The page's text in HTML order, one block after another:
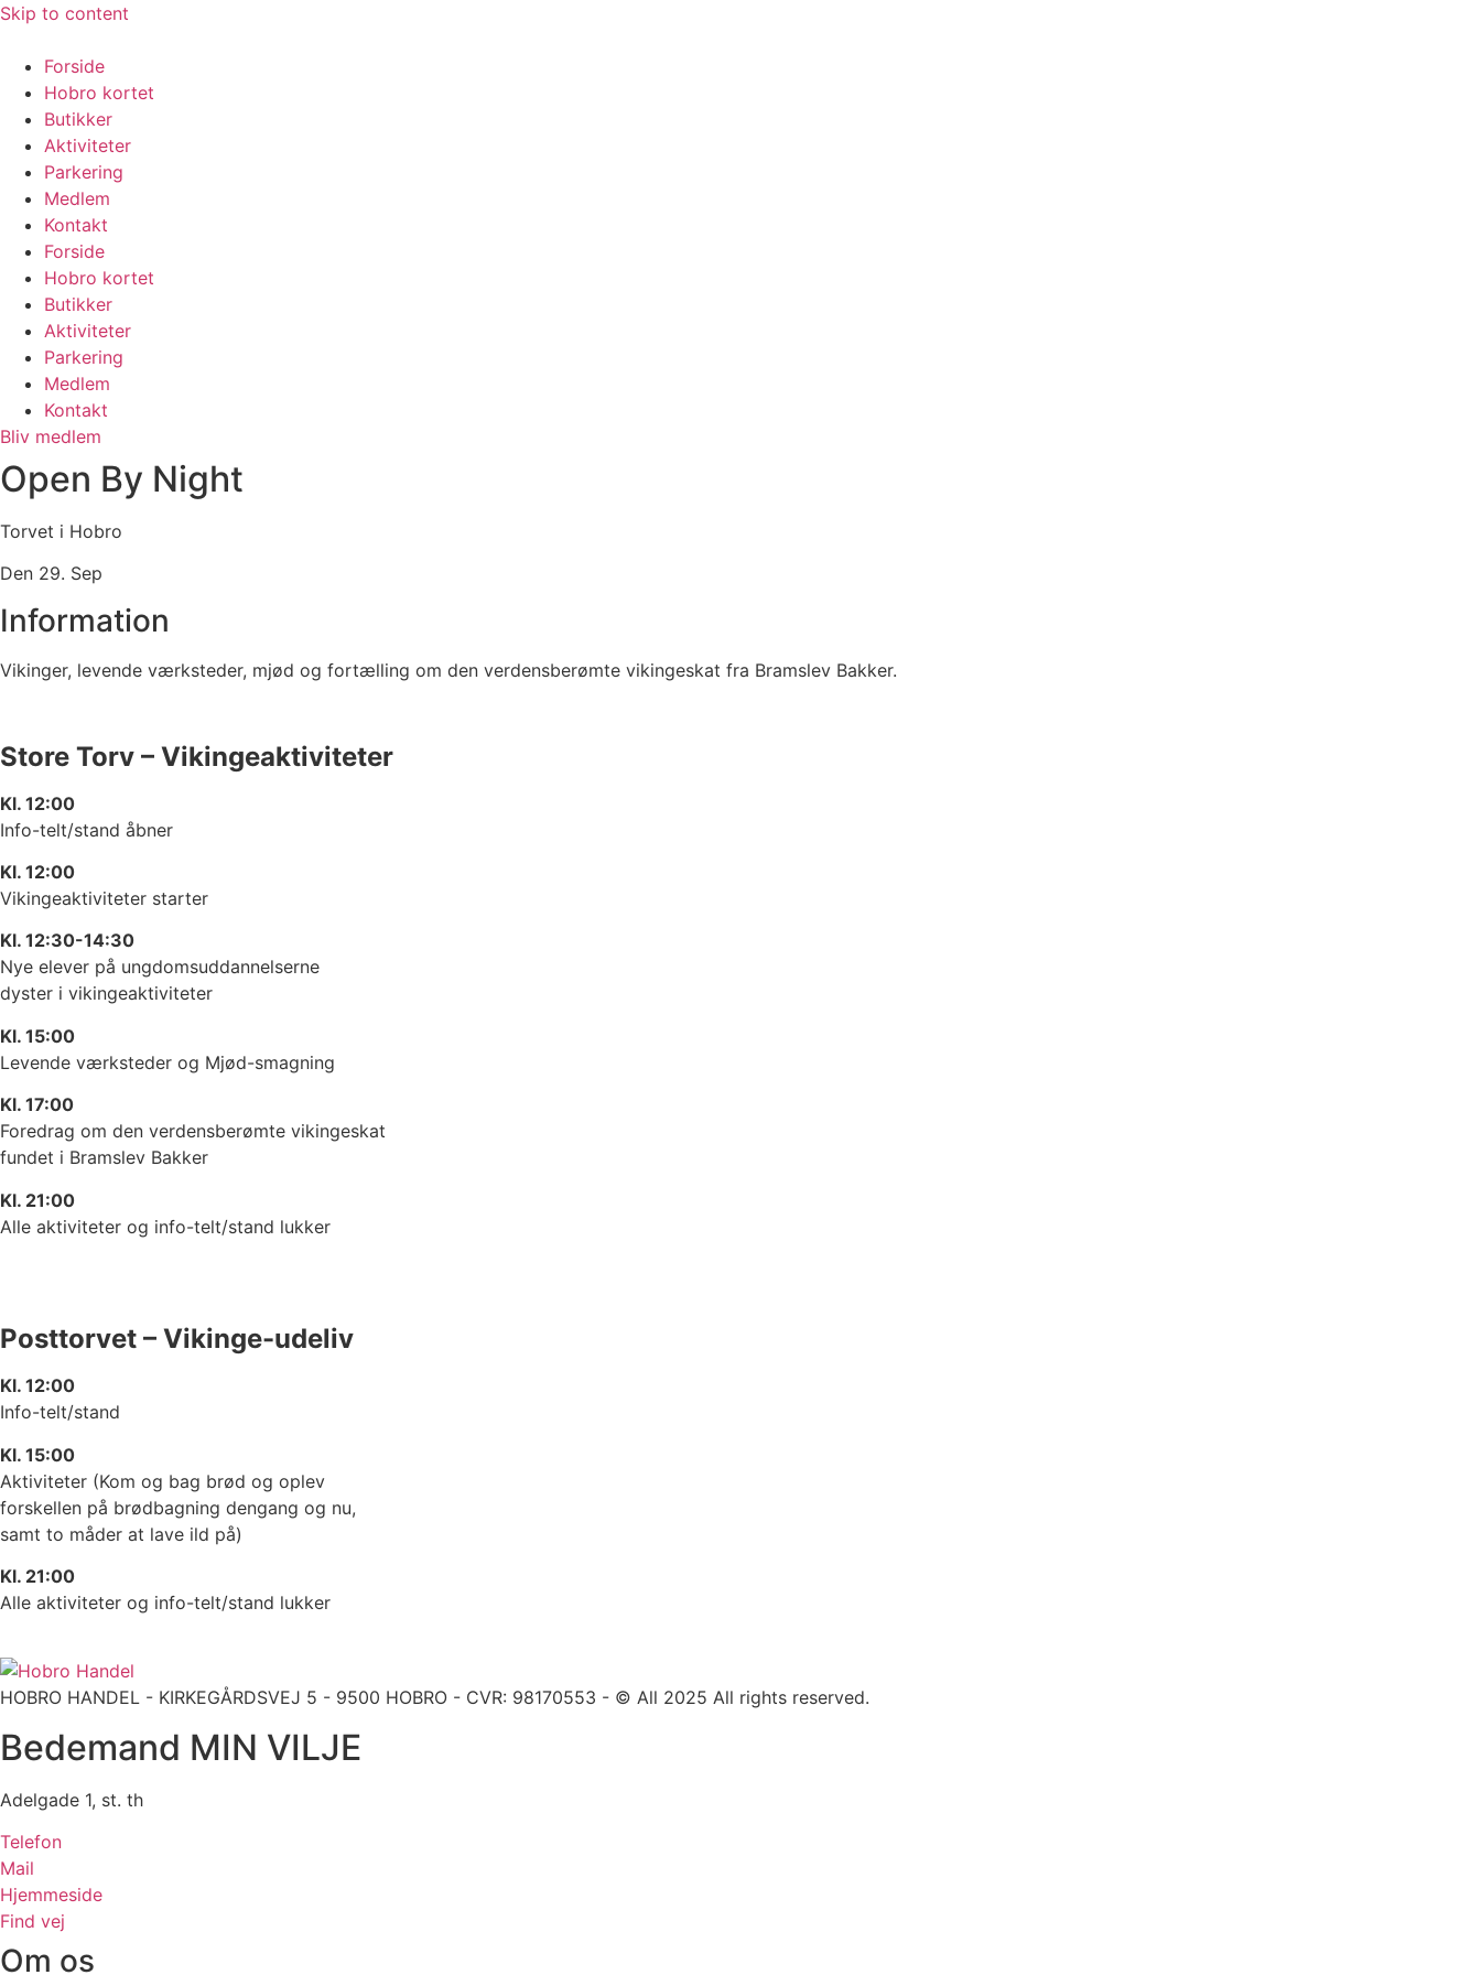
Skip to content
Forside
Hobro kortet
Butikker
Aktiviteter
Parkering
Medlem
Kontakt
Forside
Hobro kortet
Butikker
Aktiviteter
Parkering
Medlem
Kontakt
Bliv medlem
Open By Night
Torvet i Hobro
Den 29. Sep
Information
Vikinger, levende værksteder, mjød og fortælling om den verdensberømte vikingeskat fra Bramslev Bakker.
Store Torv – Vikingeaktiviteter
Kl. 12:00
Info-telt/stand åbner
Kl. 12:00
Vikingeaktiviteter starter
Kl. 12:30-14:30
Nye elever på ungdomsuddannelserne
dyster i vikingeaktiviteter
Kl. 15:00
Levende værksteder og Mjød-smagning
Kl. 17:00
Foredrag om den verdensberømte vikingeskat
fundet i Bramslev Bakker
Kl. 21:00
Alle aktiviteter og info-telt/stand lukker
Posttorvet – Vikinge-udeliv
Kl. 12:00
Info-telt/stand
Kl. 15:00
Aktiviteter (Kom og bag brød og oplev
forskellen på brødbagning dengang og nu,
samt to måder at lave ild på)
Kl. 21:00
Alle aktiviteter og info-telt/stand lukker
HOBRO HANDEL - KIRKEGÅRDSVEJ 5 - 9500 HOBRO - CVR: 98170553 - © All 2025 All rights reserved.
Bedemand MIN VILJE
Adelgade 1, st. th
Telefon
Mail
Hjemmeside
Find vej
Om os